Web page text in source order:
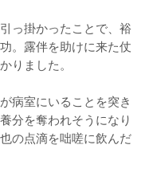
っ掛かったことで、裕
。露伴を助けに来た仗
りました。
病室にいることを突き
分を奪われそうになり
の点滴を咄嗟に飲んだ